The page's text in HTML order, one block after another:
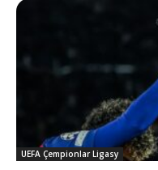
UEFA Çempionlar Ligasy